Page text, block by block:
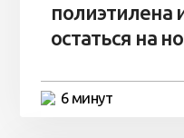
полиэтилена
остаться на
6 минут